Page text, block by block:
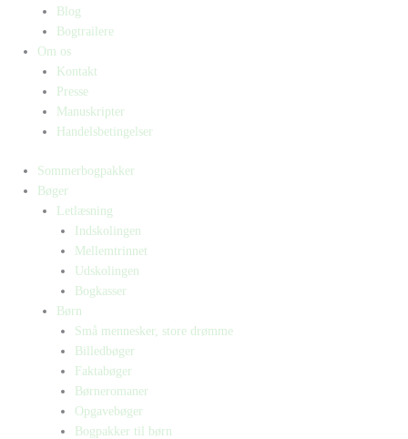
Blog
Bogtrailere
Om os
Kontakt
Presse
Manuskripter
Handelsbetingelser
Sommerbogpakker
Bøger
Letlæsning
Indskolingen
Mellemtrinnet
Udskolingen
Bogkasser
Børn
Små mennesker, store drømme
Billedbøger
Faktabøger
Børneromaner
Opgavebøger
Bogpakker til børn